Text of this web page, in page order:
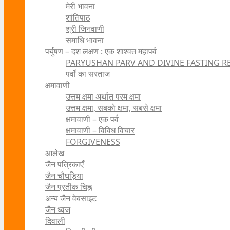
मेरी भावना
शांतिपाठ
श्री जिनवाणी
समाधि भावना
पर्युषण – दश लक्षण : एक शाश्वत महापर्व
PARYUSHAN PARV AND DIVINE FASTING
पर्वों का सरताज
क्षमावाणी
उत्तम क्षमा अर्थात परम क्षमा
उत्तम क्षमा, सबको क्षमा, सबसे क्षमा
क्षमावाणी – एक पर्व
क्षमावाणी – विविध विचार
FORGIVENESS
आलेख
जैन पत्रिकाएँ
जैन चौघड़िया
जैन प्रतीक चिह्न
अन्य जैन वेबसाइट
जैन ध्वज
दिवाली